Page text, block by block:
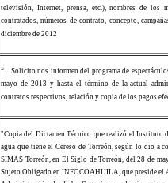
televisión, Internet, prensa, etc.), nombres de los
contratados, números de contrato, concepto,
diciembre de 2012
“…Solicito nos informen del programa de
mayo de 2013 y hasta el término de la actual
contratos respectivos, relación y copia de los pagos
"Copia del Dictamen Técnico que realizó el Instituto
agua que tiene el Cereso de Torreón, según lo dio a
SIMAS Torreón, en El Siglo de Torreón, del 28 de
Sujeto Obligado en INFOCOAHUILA, que preside el